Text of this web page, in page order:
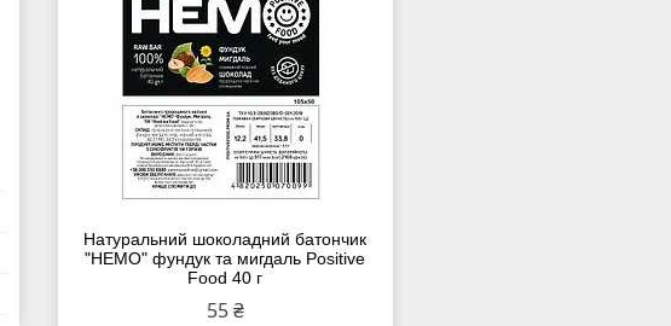
Натуральний шоколадний батончик
"HEMO" фундук та мигдаль Positive
Food 40 г
55 ₴